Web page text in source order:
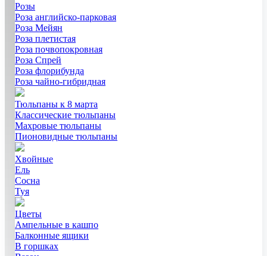
Розы
Роза английско-парковая
Роза Мейян
Роза плетистая
Роза почвопокровная
Роза Спрей
Роза флорибунда
Роза чайно-гибридная
Тюльпаны к 8 марта
Классические тюльпаны
Махровые тюльпаны
Пионовидные тюльпаны
Хвойные
Ель
Сосна
Туя
Цветы
Ампельные в кашпо
Балконные ящики
В горшках